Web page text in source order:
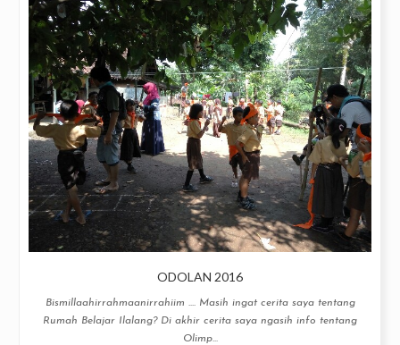
ODOLAN 2016
Bismillaahirrahmaanirrahiim .... Masih ingat cerita saya tentang
Rumah Belajar Ilalang? Di akhir cerita saya ngasih info tentang
Olimp...